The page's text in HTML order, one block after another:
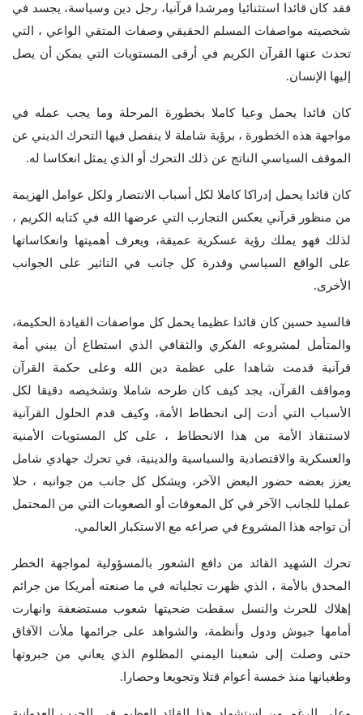
فقد كان قائدا استثنائيا ومرشدا قرآنيا، رجل دين وسياسة، يجسد في
شخصيته مواصفات المسلم الحقيقي وصفات المتقي الواعي ، التي
تحدث عنها القرآن الكريم في أرقى المستويات التي يمكن أن يصل
إليها الإنسان.
كان قائدا يحمل وعيا كاملا بخطورة المرحلة وما يجب عمله في
مواجهة هذه الخطورة ، برؤية شاملة لا ينفصل فيها التحرك الديني عن
الموقف السياسي الناتج عن ذلك التحرك أو الذي يمثل انعكاسا له.
كان قائدا يحمل إدراكا كاملا لكل أسباب الانتصار ولكل عوامل الهزيمة
من منظور قرآني يعكس التجارب التي عرضها الله في كتابه الكريم ،
لذلك فهو يملك رؤية عسكرية عميقة، ويعرف أهميتها وانعكاساتها
على الواقع السياسي وقدرة كل جانب في التاثير على الجوانب
الأخرى.
فالسيد حسين كان قائدا عظيما يحمل كل مواصفات القيادة الحكيمة،
والمتأمل لمشروعه الفكري والثقافي الذي استطاع أن يبني أمة
قرآنية قدمت شاهدا على عظمة دين الله وعلى حكمة القرآن
ومواقف القرآن، يجد كيف كان طرحه شاملا وتشخيصه دقيقا لكل
الأسباب التي أدت إلى انحطاط الأمة، وكيف قدم الحلول القرآنية
لاستنقاذ الأمة من هذا الانحطاط ، على كل المستويات الأمنية
والعسكرية والاقتصادية والسياسية والدينية، في تحرك جهادي شامل
يعزز بعضه حضور البعض الآخر، ويشكل كل جانب من جوانبه ، حلا
عمليا للجانب الآخر في كل المعوقات أو الصعوبات التي من المحتمل
أن تواجه هذا المشروع في صراعه مع الاستكبار العالمي.
تحرك الشهيد القائد من دافع الشعور بالمسؤولية لمواجهة الخطر
المحدق بالأمة ، الذي ظهرت تجلياته في ما صنعته أمريكا من جرائم
إهلاك للحرث والنسل سقطت ضحيتها شعوب مستضعفة وانهارت
أمامها جيوش ودول وأنظمة، والشواهد على جرائمها ملأت الآفاق
حتى وصلت إلى شعبنا اليمني المظلوم الذي يعاني من جبروتها
وطغيانها منذ خمسة أعوام قتلا وتجويعا وحصارا.